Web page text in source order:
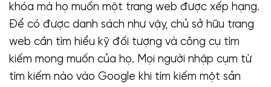
khóa mà họ muốn một trang web được xếp hạng.
Để có được danh sách như vậy, chủ sở hữu trang
web cần tìm hiểu kỹ đối tượng và công cụ tìm
kiếm mong muốn của họ. Mọi người nhập cụm từ
tìm kiếm nào vào Google khi tìm kiếm một sản